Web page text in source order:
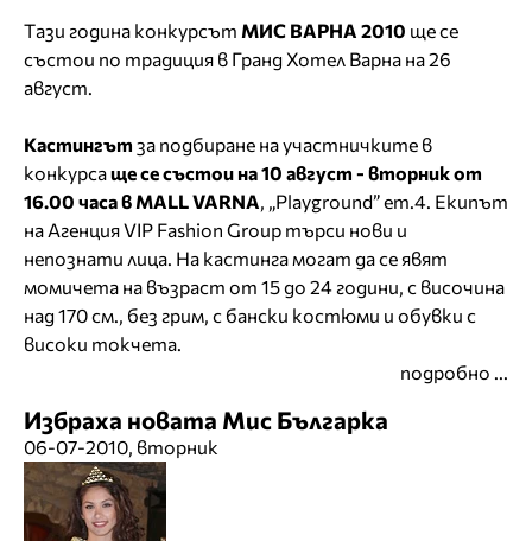
Tази година конкурсът МИС ВАРНА 2010 ще се
състои по традиция в Гранд Хотел Варна на 26
август.
Кастингът за подбиране на участничките в
конкурсаще се състои на 10 август - вторник от
16.00 часа в MALLVARNA , „Playground” ет.4. Екипът
на Агенция VIP Fashion Group търси нови и
непознати лица. На кастинга могат да се явят
момичета на възраст от 15 до 24 години, с височина
над 170 см., без грим, с бански костюми и обувки с
високи токчета.
подробно ...
Избраха новата Мис Българка
06-07-2010, вторник